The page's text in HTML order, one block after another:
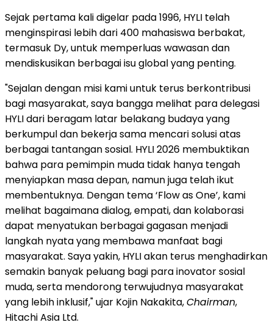
Sejak pertama kali digelar pada 1996, HYLI telah
menginspirasi lebih dari 400 mahasiswa berbakat,
termasuk Dy, untuk memperluas wawasan dan
mendiskusikan berbagai isu global yang penting.
"Sejalan dengan misi kami untuk terus berkontribusi
bagi masyarakat, saya bangga melihat para delegasi
HYLI dari beragam latar belakang budaya yang
berkumpul dan bekerja sama mencari solusi atas
berbagai tantangan sosial. HYLI 2026 membuktikan
bahwa para pemimpin muda tidak hanya tengah
menyiapkan masa depan, namun juga telah ikut
membentuknya. Dengan tema ‘Flow as One’, kami
melihat bagaimana dialog, empati, dan kolaborasi
dapat menyatukan berbagai gagasan menjadi
langkah nyata yang membawa manfaat bagi
masyarakat. Saya yakin, HYLI akan terus menghadirkan
semakin banyak peluang bagi para inovator sosial
muda, serta mendorong terwujudnya masyarakat
yang lebih inklusif," ujar Kojin Nakakita,Chairman,
Hitachi Asia Ltd.